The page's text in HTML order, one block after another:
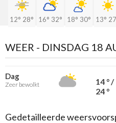
12° 28° 16° 32° 18° 30° 13°
WEER - DINSDAG 18
Dag
Zeer bewolkt
14 ° /
24 °
Gedetailleerde